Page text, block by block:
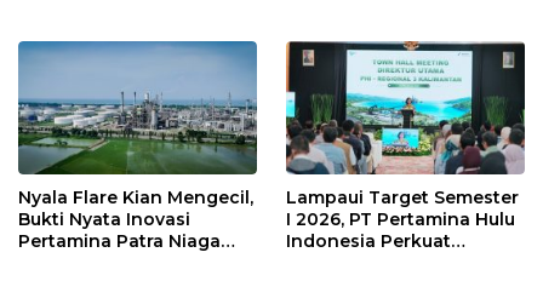
Nyala Flare Kian Mengecil,
Bukti Nyata Inovasi
Pertamina Patra Niaga
Lampaui Target Semester
I 2026, PT Pertamina Hulu
Indonesia Perkuat